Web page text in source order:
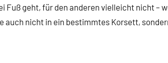
Fuß geht, für den anderen vielleicht nicht –
auch nicht in ein bestimmtes Korsett,